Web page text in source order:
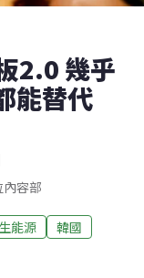
2.0 幾乎
能替代
容部
能源 韓國